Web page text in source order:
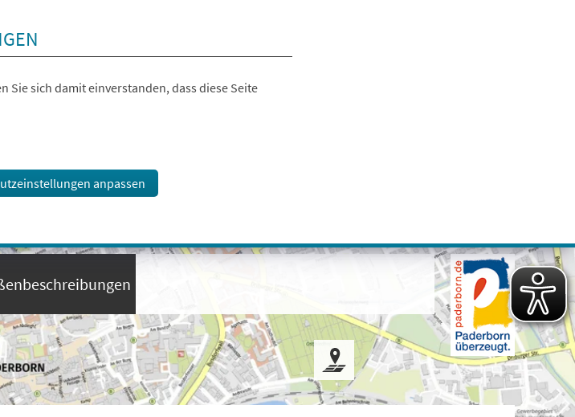
Sie sich damit einverstanden, dass diese Seite
anpassen